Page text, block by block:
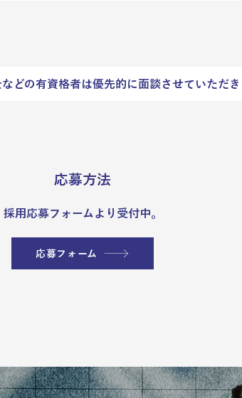
どの有資格者は優先的に面談させていただき
応募方法
採用応募フォームより受付中。
応募フォーム